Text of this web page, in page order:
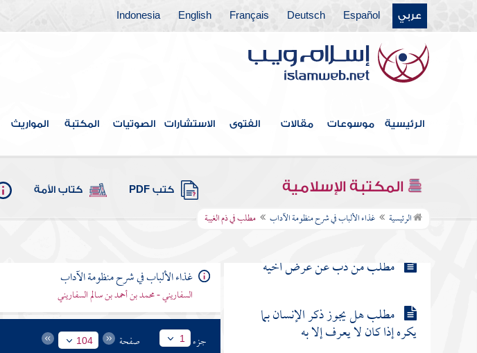
عربي Español
Deutsch
Français
English
Indonesia
الرئيسية موسوعات مقالات الفتوى الاستشارات الصوتيات المكتبة المواريث
المكتبة الإسلامية كتب PDF كتاب الأمة
الرئيسية غذاء الألباب في شرح منظومة الآداب مطلب في ذم الغيبة
مطلب هل الملكان يكتبان كل ما
يتكلمه الإنسان
مطلب في غض الطرف
مطلب في نكات لطيفة وأخبار ظريفة
مطلب في ذم الغيبة
مطلب من ذب عن عرض أخيه
مطلب هل يجوز ذكر الإنسان بما
يكره إذا كان لا يعرف إلا به
غذاء الألباب في شرح منظومة الآداب
السفاريني - محمد بن أحمد بن سالم السفاريني
جزء 1 صفحة 104